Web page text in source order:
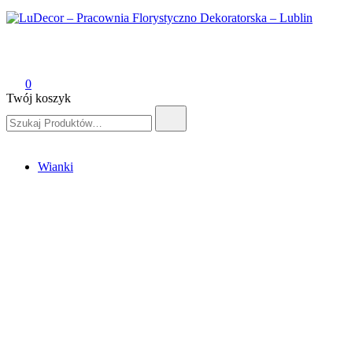
0
Twój koszyk
Wianki